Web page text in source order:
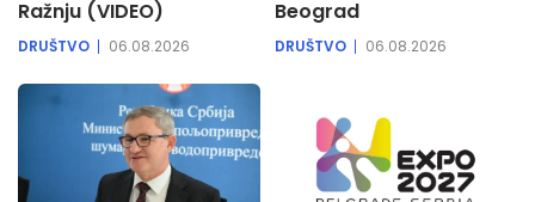
Ražnju (VIDEO)
DRUŠTVO 06.08.2026
Beograd
DRUŠTVO 06.08.2026